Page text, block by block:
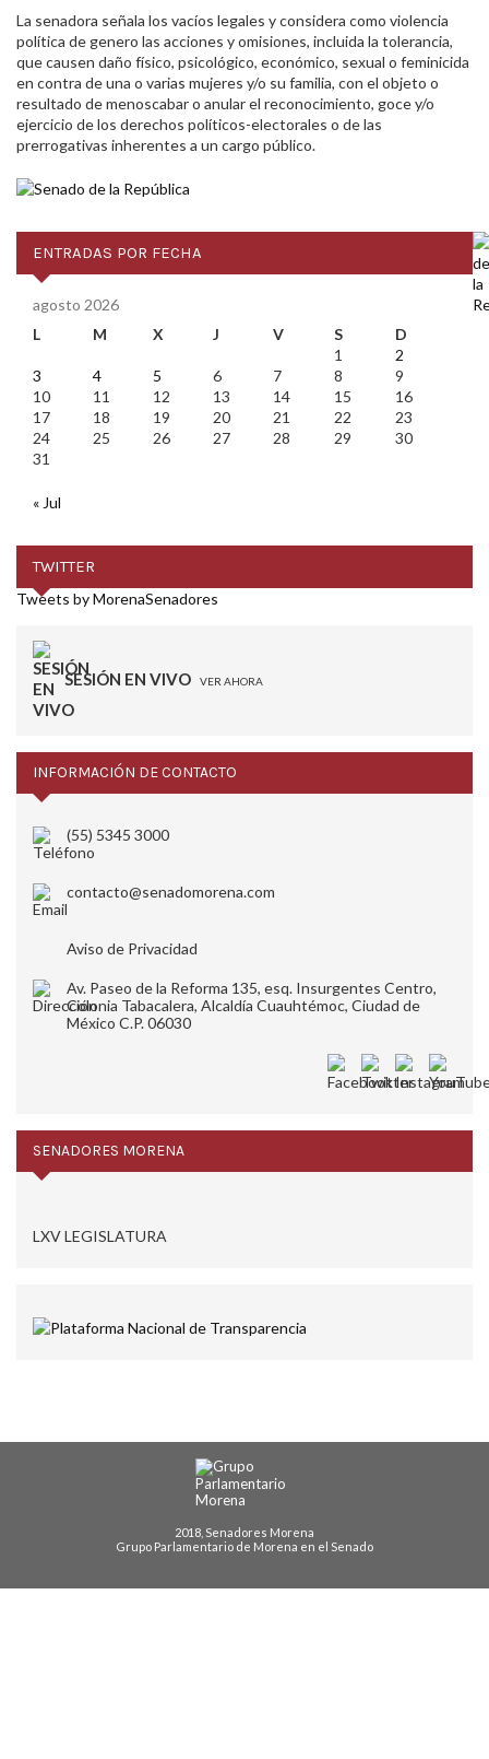
La senadora señala los vacíos legales y considera como violencia
política de genero las acciones y omisiones, incluida la tolerancia,
que causen daño físico, psicológico, económico, sexual o feminicida
en contra de una o varias mujeres y/o su familia, con el objeto o
resultado de menoscabar o anular el reconocimiento, goce y/o
ejercicio de los derechos políticos-electorales o de las
prerrogativas inherentes a un cargo público.
ENTRADAS POR FECHA
agosto 2026
L
M X J V S
D
1
2
3
4 5 6 7 8
9
10
11 12 13 14 15
16
17
18 19 20 21 22
23
24
25 26 27 28 29
30
31
« Jul
TWITTER
Tweets by MorenaSenadores
SESIÓN EN VIVO VER AHORA
INFORMACIÓN DE CONTACTO
(55) 5345 3000
contacto@senadomorena.com
Aviso de Privacidad
Av. Paseo de la Reforma 135, esq. Insurgentes Centro,
Colonia Tabacalera, Alcaldía Cuauhtémoc, Ciudad de
México C.P. 06030
SENADORES MORENA
LXV LEGISLATURA
2018, Senadores Morena
Grupo Parlamentario de Morena en el Senado